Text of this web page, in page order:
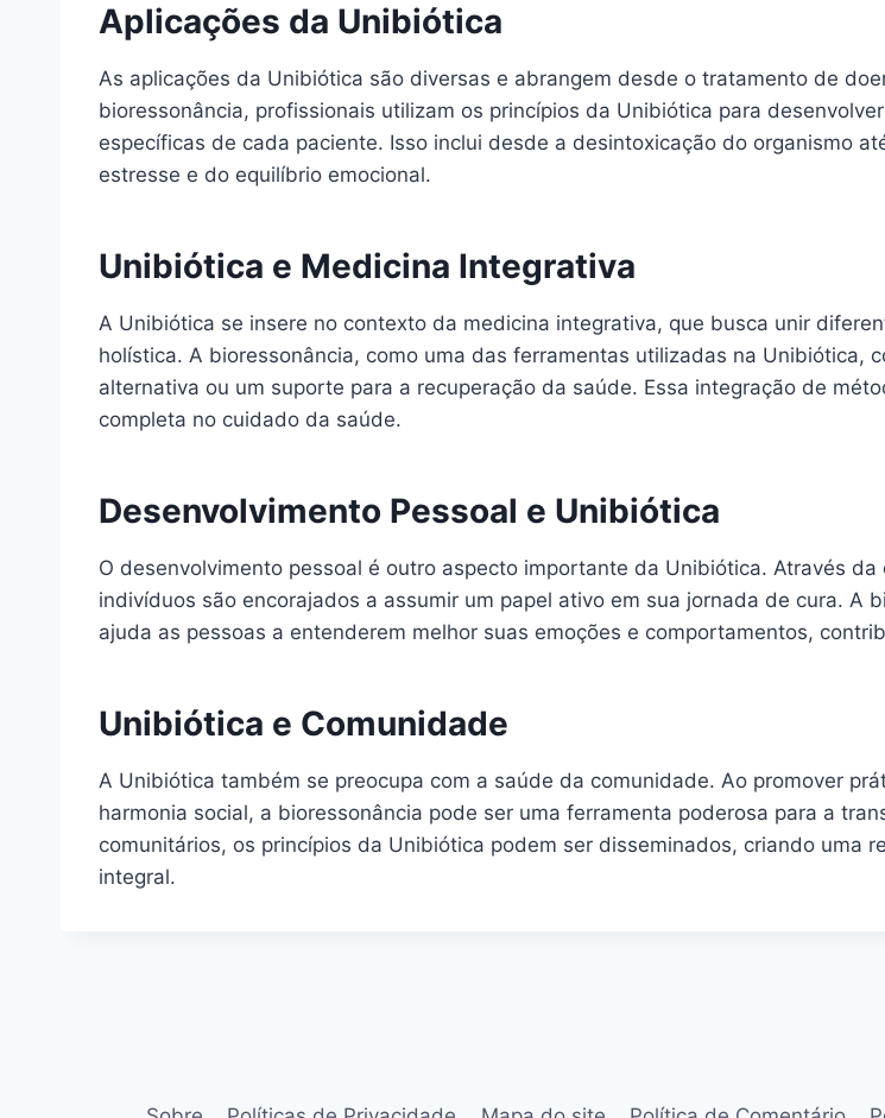
Aplicações da Unibiótica
As aplicações da Unibiótica são diversas e abrangem desde o tratamento de
bioressonância, profissionais utilizam os princípios da Unibiótica para
específicas de cada paciente. Isso inclui desde a desintoxicação do organismo
estresse e do equilíbrio emocional.
Unibiótica e Medicina Integrativa
A Unibiótica se insere no contexto da medicina integrativa, que busca unir
holística. A bioressonância, como uma das ferramentas utilizadas na Unibiótica,
alternativa ou um suporte para a recuperação da saúde. Essa integração de
completa no cuidado da saúde.
Desenvolvimento Pessoal e Unibiótica
O desenvolvimento pessoal é outro aspecto importante da Unibiótica. Através
indivíduos são encorajados a assumir um papel ativo em sua jornada de cura. A
ajuda as pessoas a entenderem melhor suas emoções e comportamentos,
Unibiótica e Comunidade
A Unibiótica também se preocupa com a saúde da comunidade. Ao promover
harmonia social, a bioressonância pode ser uma ferramenta poderosa para a
comunitários, os princípios da Unibiótica podem ser disseminados, criando uma
integral.